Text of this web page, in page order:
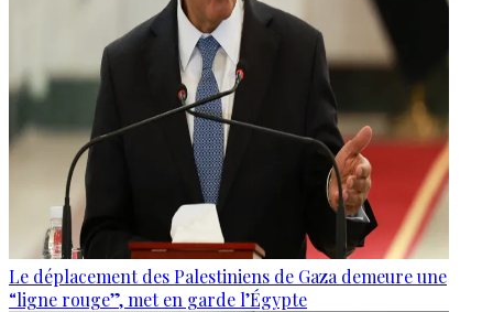
Le déplacement des Palestiniens de Gaza demeure une
“ligne rouge”, met en garde l’Égypte